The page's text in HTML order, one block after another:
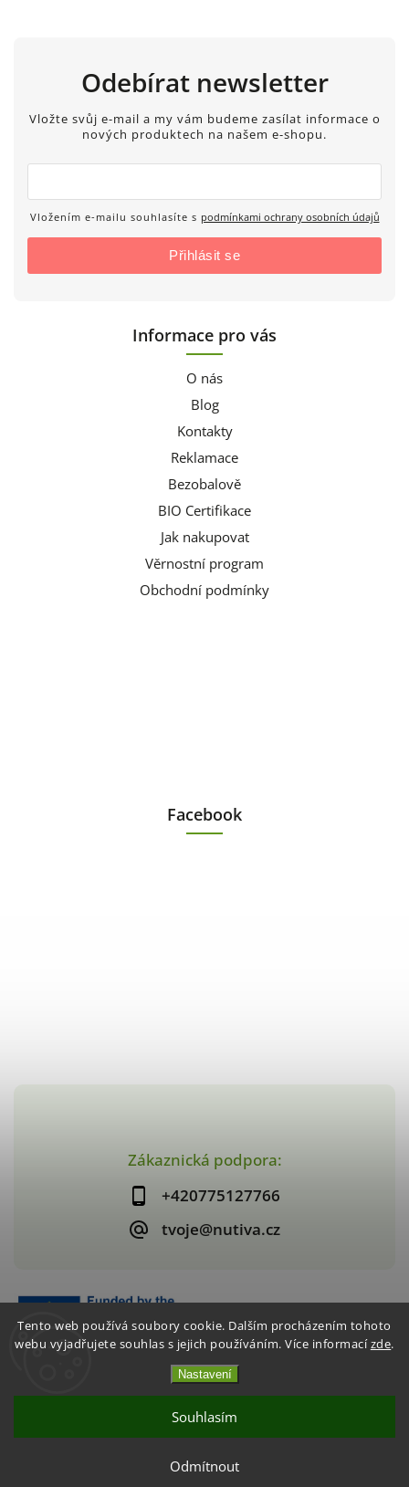
Tento web používá soubory cookie. Dalším procházením tohoto
webu vyjadřujete souhlas s jejich používáním. Více informacízde.
Nastavení
Odmítnout
Souhlasím
Zákaznická podpora:
+420775127766
tvoje@nutiva.cz
Odebírat newsletter
Vložte svůj e-mail a my vám budeme zasílat informace o
nových produktech na našem e-shopu.
Vložením e-mailu souhlasíte s podmínkami ochrany osobních údajů
Přihlásit se
Informace pro vás
O nás
Blog
Kontakty
Reklamace
Bezobalově
BIO Certifikace
Jak nakupovat
Věrnostní program
Obchodní podmínky
Facebook
nutiva.cz
Shoptet | Design